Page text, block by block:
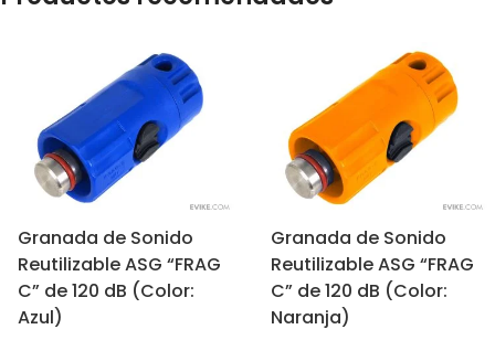
Granada de Sonido
Reutilizable ASG “FRAG
C” de 120 dB (Color:
Azul)
Granada de Sonido
Reutilizable ASG “FRAG
C” de 120 dB (Color:
Naranja)